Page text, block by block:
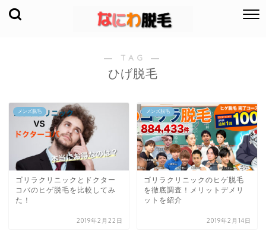
― TAG ―
ひげ脱毛
メンズ脱毛
ゴリラクリニックとドクター
コバのヒゲ脱毛を比較してみ
た！
2019年2月22日
メンズ脱毛
ゴリラクリニックのヒゲ脱毛
を徹底調査！メリットデメリ
ットを紹介
2019年2月14日